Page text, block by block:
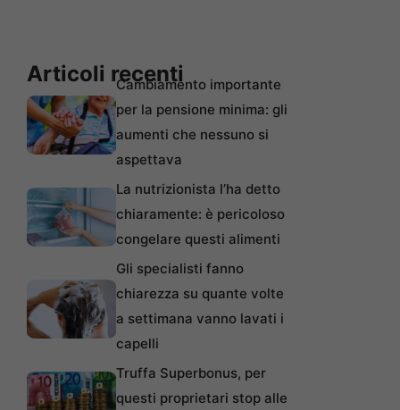
Articoli recentiCambiamento importante
per la pensione minima: gli
aumenti che nessuno si
aspettava
La nutrizionista l’ha detto
chiaramente: è pericoloso
congelare questi alimenti
Gli specialisti fanno
chiarezza su quante volte
a settimana vanno lavati i
capelli
Truffa Superbonus, per
questi proprietari stop alle